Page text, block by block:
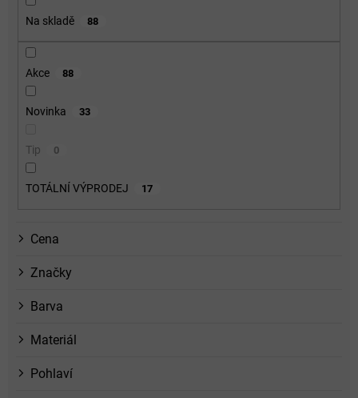
Na skladě 88
Akce 88
Novinka 33
Tip 0
TOTÁLNÍ VÝPRODEJ 17
Cena
Značky
Barva
Materiál
Pohlaví